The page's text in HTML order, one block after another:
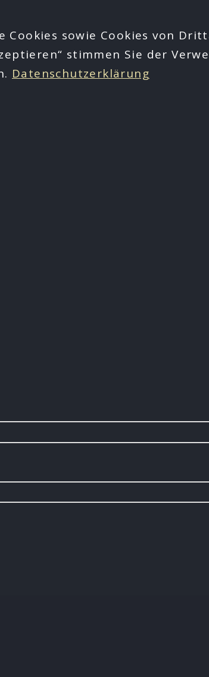
Cookies sowie Cookies von
stimmen Sie der
Datenschutzerklärung